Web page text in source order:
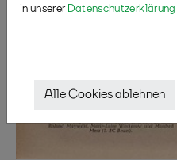
in unserer Datenschutzerklärung
Alle Cookies ablehnen